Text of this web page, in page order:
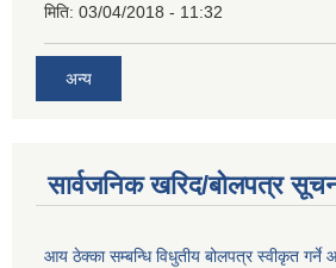
मिति: 03/04/2018 - 11:32
अन्य
सार्वजनिक खरिद/बोलपत्र
आय ठेक्का सम्बन्धि विधुतीय बोलपत्र स्वीकृत